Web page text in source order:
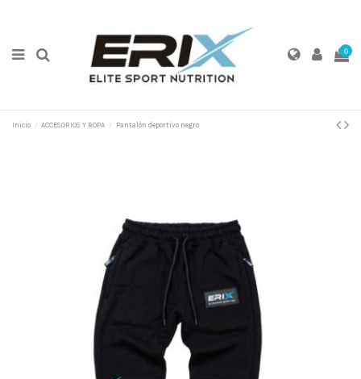
0
Inicio ACCESORIOS Y ROPA Pantalón deportivo negro